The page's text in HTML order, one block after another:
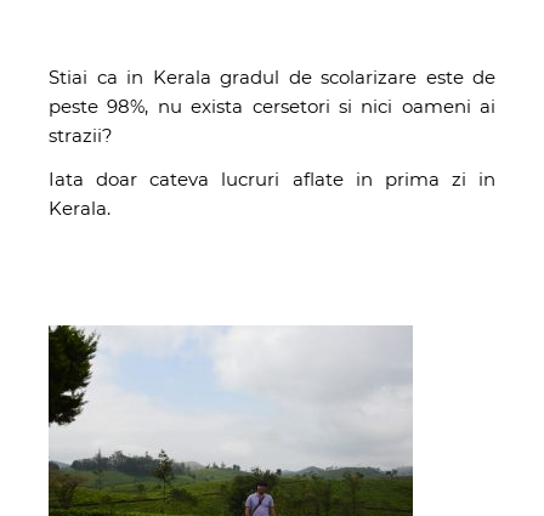
Stiai ca in Kerala gradul de scolarizare este de
peste 98%, nu exista cersetori si nici oameni ai
strazii?
Iata doar cateva lucruri aflate in prima zi in
Kerala.